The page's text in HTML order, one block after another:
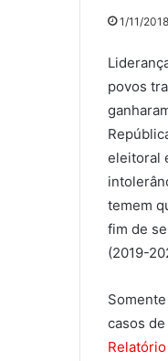
1/11/2018
povos
eleitoral
temem
fim de
(2019-
casos